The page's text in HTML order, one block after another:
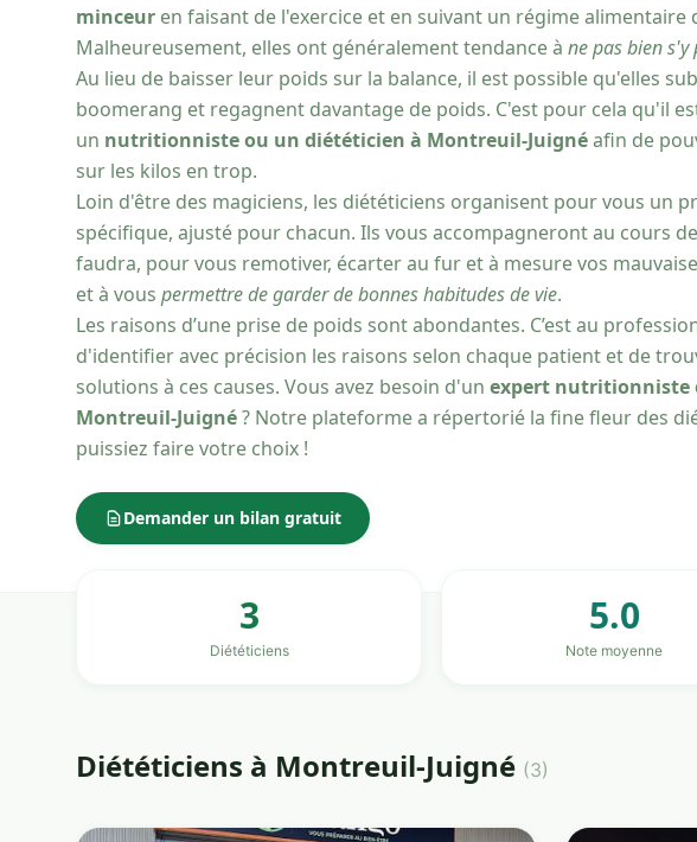
minceur en faisant de l'exercice et en suivant un régime alimentaire
Malheureusement, elles ont généralement tendance à ne pas bien s'y
Au lieu de baisser leur poids sur la balance, il est possible qu'elles
boomerang et regagnent davantage de poids. C'est pour cela qu'il
un nutritionniste ou un diététicien à Montreuil-Juignéafin de
sur les kilos en trop.
Loin d'être des magiciens, les diététiciens organisent pour vous un
spécifique, ajusté pour chacun. Ils vous accompagneront au cours
faudra, pour vous remotiver, écarter au fur et à mesure vos
et à vous permettre de garder de bonnes habitudes de vie.
Les raisons d’une prise de poids sont abondantes. C’est au
d'identifier avec précision les raisons selon chaque patient et de
solutions à ces causes. Vous avez besoin d'un expert nutritionniste
Montreuil-Juigné? Notre plateforme a répertorié la fine fleur des
puissiez faire votre choix !
Demander un bilan gratuit
3
Diététiciens
5.0
Note moyenne
Diététiciens à Montreuil-Juigné (3)